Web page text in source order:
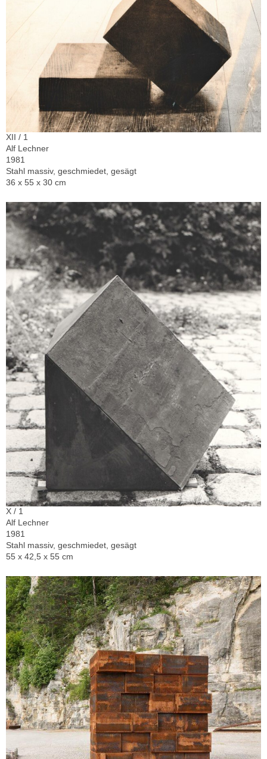
XII / 1
Alf Lechner
1981
Stahl massiv, geschmiedet, gesägt
36 x 55 x 30 cm
X / 1
Alf Lechner
1981
Stahl massiv, geschmiedet, gesägt
55 x 42,5 x 55 cm